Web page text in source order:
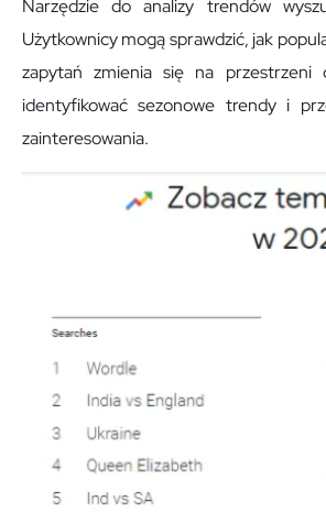
Narzędzie do analizy trendów
Użytkownicy mogą sprawdzić, jak
zapytań zmienia się na przestrzeni
identyfikować sezonowe trendy i
zainteresowania.